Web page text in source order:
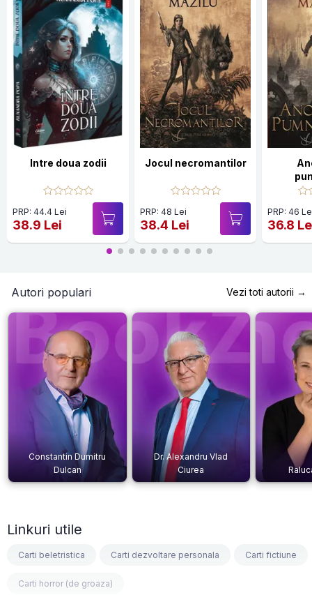
Intre doua zodii
PRP: 44.4 Lei
38.9 Lei
Jocul necromantilor
PRP: 48 Lei
38.4 Lei
PRP: 46
36.8
Autori populari Vezi toti autorii →
Constantin Dumitru
Dulcan
Dr. Alexandru Vlad
Ciurea
Linkuri utile
Carti beletristica Carti dezvoltare personala Carti fictiune
Carti horror (de groaza)